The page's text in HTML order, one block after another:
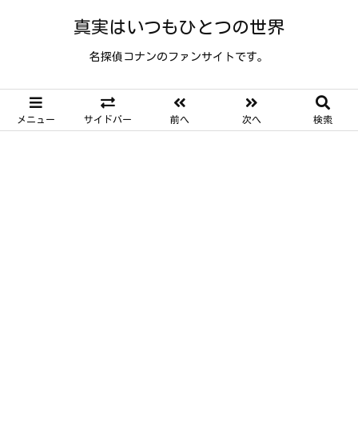
真実はいつもひとつの世界
名探偵コナンのファンサイトです。
メニュー サイドバー 前へ 次へ 検索